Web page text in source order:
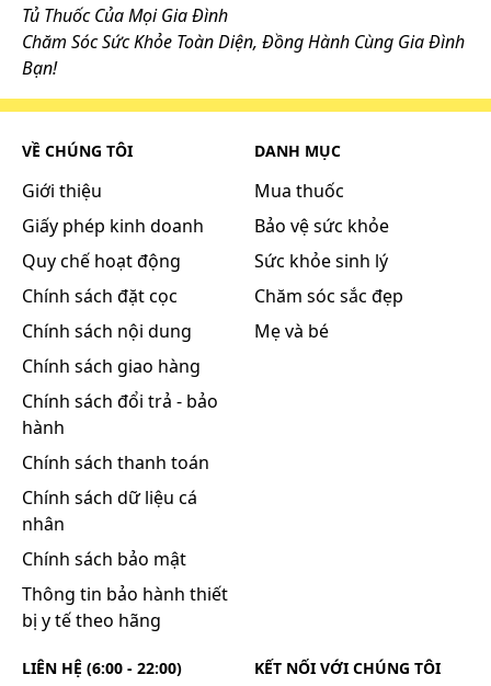
Làm gì khi dùng quá liều?
Những tác dụng không mong muốn của thuốc có
tác dụng không mong muốn của thuốc trên bệnh
Trong trường hợp khẩn cấp, hãy gọi ngay cho
Trung tâm Cấp cứu 115 hoặc đến trạm y tế địa
phương gần nhất.
Làm gì khi quên 1 liều?
Nếu bạn quên một liều thuốc, hãy dùng càng sớm
càng tốt. Tuy nhiên, nếu gần với liều kế tiếp, hãy bỏ
qua liều đã quên và dùng liều kế tiếp vào thời điểm
như kế hoạch. Lưu ý rằng không nên dùng gấp đôi
liều đã quy định.
Tác dụng phụ có thể gặp:
Khi sử dụng thuốc Vihacaps 600, bạn có thể gặp các
tác dụng không mong muốn (ADR).
Hiếm gặp, ADR < 1/1000
Rối loạn tiêu hóa
tiêu chảy có thể xảy ra.
Tủ Thuốc Của Mọi Gia Đình
Chăm Sóc Sức Khỏe Toàn Diện, Đồng Hành Cùng Gia Đình
Bạn!
VỀ CHÚNG TÔI
Giới thiệu
Giấy phép kinh doanh
Quy chế hoạt động
Chính sách đặt cọc
Chính sách nội dung
Chính sách giao hàng
Chính sách đổi trả - bảo
hành
Chính sách thanh toán
Chính sách dữ liệu cá
nhân
Chính sách bảo mật
Thông tin bảo hành thiết
bị y tế theo hãng
DANH MỤC
Mua thuốc
Bảo vệ sức khỏe
Sức khỏe sinh lý
Chăm sóc sắc đẹp
Mẹ và bé
LIÊN HỆ (6:00 - 22:00)
KẾT NỐI VỚI CHÚNG TÔI